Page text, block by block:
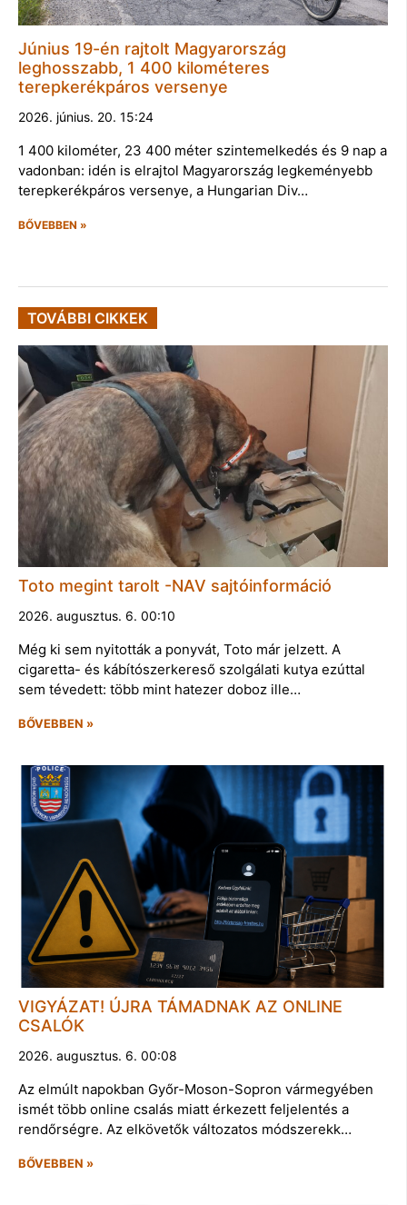
Június 19-én rajtolt Magyarország
leghosszabb, 1 400 kilométeres
terepkerékpáros versenye
2026. június. 20. 15:24
1 400 kilométer, 23 400 méter szintemelkedés és 9 nap a
vadonban: idén is elrajtol Magyarország legkeményebb
terepkerékpáros versenye, a Hungarian Div…
BŐVEBBEN »
TOVÁBBI CIKKEK
Toto megint tarolt -NAV sajtóinformáció
2026. augusztus. 6. 00:10
Még ki sem nyitották a ponyvát, Toto már jelzett. A
cigaretta- és kábítószerkereső szolgálati kutya ezúttal
sem tévedett: több mint hatezer doboz ille…
BŐVEBBEN »
VIGYÁZAT! ÚJRA TÁMADNAK AZ ONLINE
CSALÓK
2026. augusztus. 6. 00:08
Az elmúlt napokban Győr-Moson-Sopron vármegyében
ismét több online csalás miatt érkezett feljelentés a
rendőrségre. Az elkövetők változatos módszerekk…
BŐVEBBEN »